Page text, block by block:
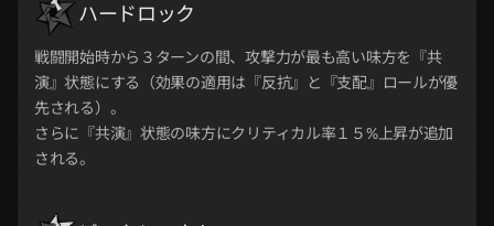
ハードロック
戦闘開始時から３ターンの間、攻撃力が最も高い味方を『共
演』状態にする（効果の適用は『反抗』と『支配』ロールが優
先される）。
さらに『共演』状態の味方にクリティカル率１５%上昇が追加
される。